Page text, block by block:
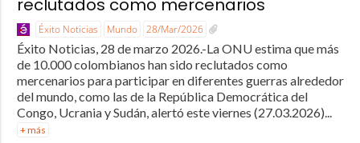
reclutados como mercenarios
Éxito Noticias Mundo 28/Mar/2026
Éxito Noticias, 28 de marzo 2026.-La ONU estima que más
de 10.000 colombianos han sido reclutados como
mercenarios para participar en diferentes guerras alrededor
del mundo, como las de la República Democrática del
Congo, Ucrania y Sudán, alertó este viernes (27.03.2026)...
+ más